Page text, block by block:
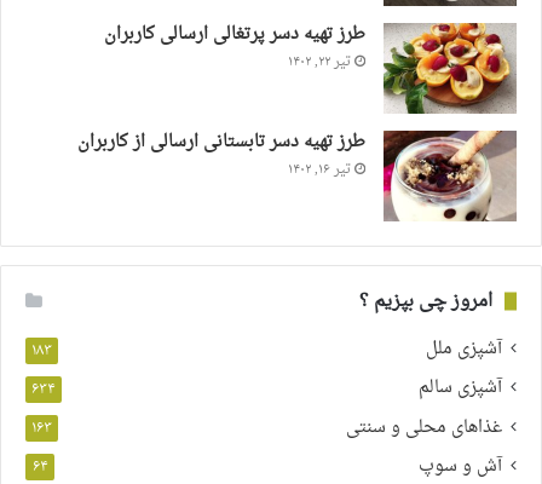
طرز تهیه دسر پرتغالی ارسالی کاربران
تیر ۲۲, ۱۴۰۲
طرز تهیه دسر تابستانی ارسالی از کاربران
تیر ۱۶, ۱۴۰۲
امروز چی بپزیم ؟
آشپزی ملل ۱۸۳
آشپزی سالم ۶۳۴
غذاهای محلی و سنتی ۱۶۳
آش و سوپ ۶۴